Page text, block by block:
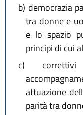
b) democrazia
tra donne e
e lo spazio
principi di cui
c)
attuazione
parità tra